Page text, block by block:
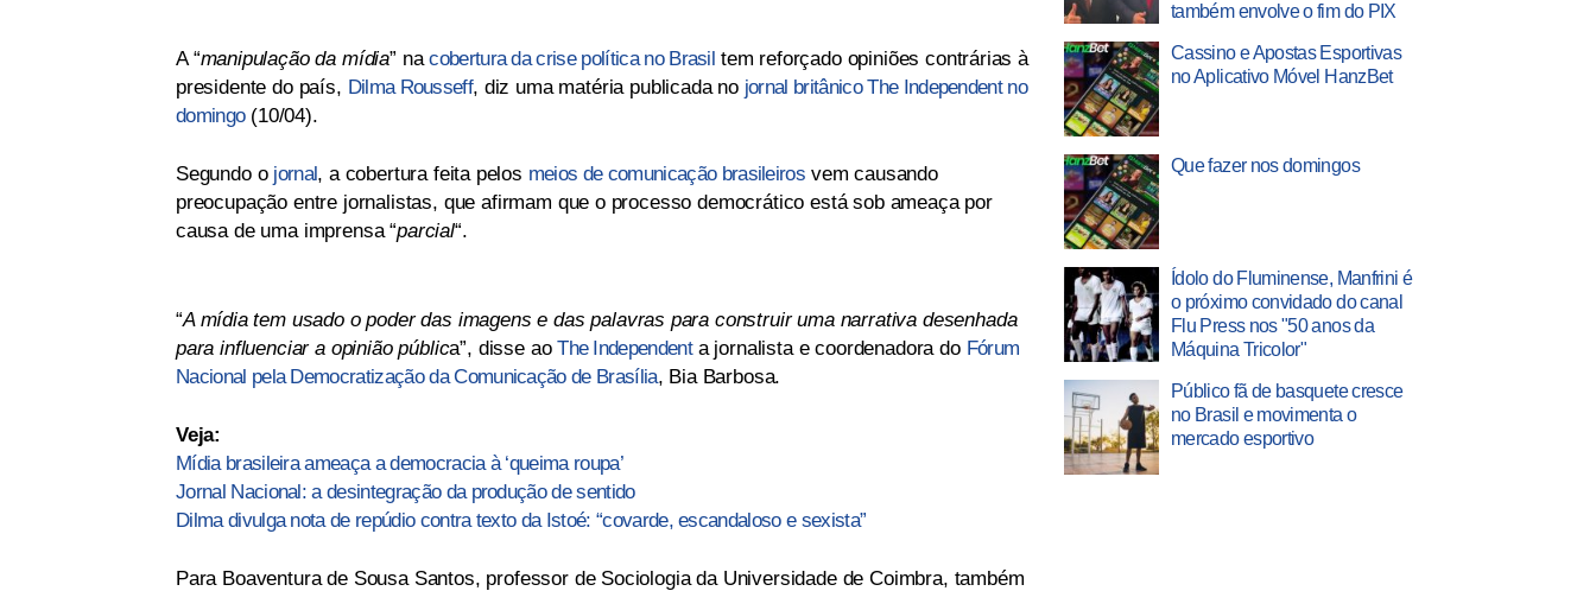
A “manipulação da mídia” nacobertura da crise política no Brasil tem reforçado opiniões contrárias à
presidente do país, Dilma Rousseff, diz uma matéria publicada no jornal britânico The Independent no
domingo(10/04).
Segundo o jornal, a cobertura feita pelos meios de comunicação brasileiros vem causando
preocupação entre jornalistas, que afirmam que o processo democrático está sob ameaça por
causa de uma imprensa “parcial“.
“A mídia tem usado o poder das imagens e das palavras para construir uma narrativa desenhada
para influenciar a opinião pública”, disse aoThe Independenta jornalista e coordenadora do Fórum
Nacional pela Democratização da Comunicação de Brasília, Bia Barbosa.
Veja:
Mídia brasileira ameaça a democracia à ‘queima roupa’
Jornal Nacional: a desintegração da produção de sentido
Dilma divulga nota de repúdio contra texto da Istoé: “covarde, escandaloso e sexista”
Para Boaventura de Sousa Santos, professor de Sociologia da Universidade de Coimbra, também
também envolve o fim do PIX
Cassino e Apostas Esportivas
no Aplicativo Móvel HanzBet
Que fazer nos domingos
Ídolo do Fluminense, Manfrini é
o próximo convidado do canal
Flu Press nos "50 anos da
Máquina Tricolor"
Público fã de basquete cresce
no Brasil e movimenta o
mercado esportivo